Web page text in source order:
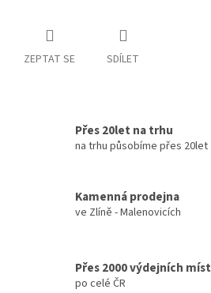
ZEPTAT SE SDÍLET
Přes 20let na trhu
na trhu působíme přes 20let
Kamenná prodejna
ve Zlíně - Malenovicích
Přes 2000 výdejních míst
po celé ČR